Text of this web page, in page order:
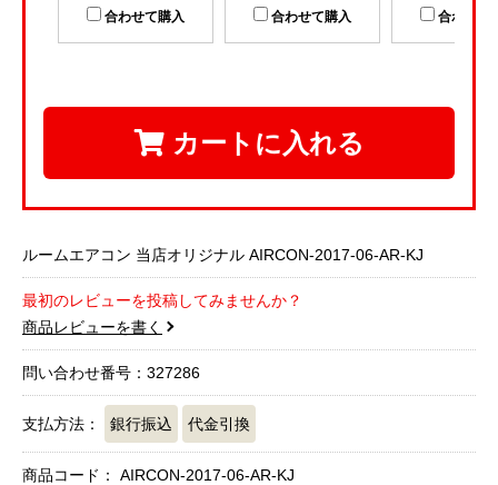
合わせて購入
合わせて購入
合わせて
カートに入れる
ルームエアコン 当店オリジナル AIRCON-2017-06-AR-KJ
最初のレビューを投稿してみませんか？
商品レビューを書く
問い合わせ番号：327286
支払方法： 銀行振込 代金引換
商品コード： AIRCON-2017-06-AR-KJ